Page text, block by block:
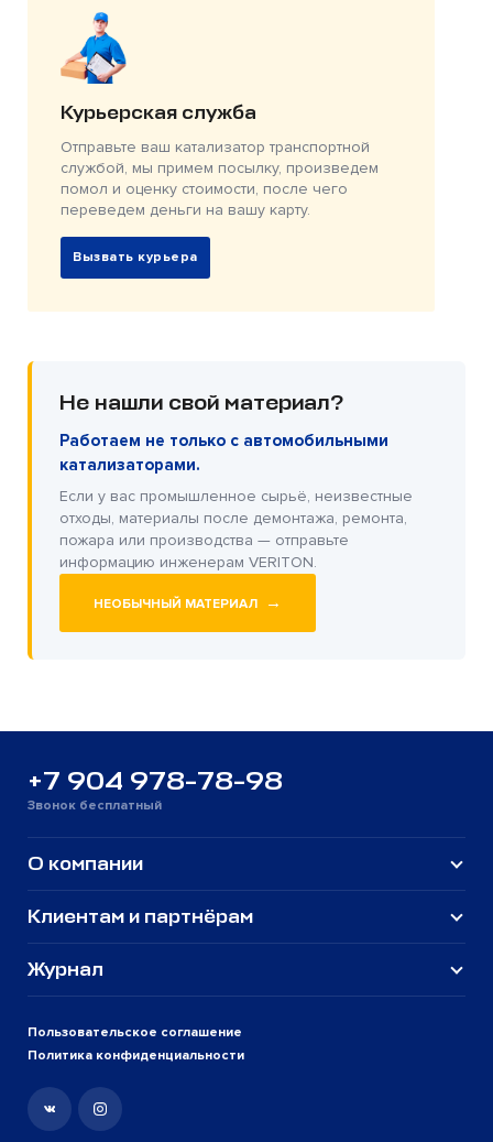
Курьерская служба
Отправьте ваш катализатор транспортной
службой, мы примем посылку, произведем
помол и оценку стоимости, после чего
переведем деньги на вашу карту.
Вызвать курьера
Не нашли свой материал?
Работаем не только с автомобильными
катализаторами.
Если у вас промышленное сырьё, неизвестные
отходы, материалы после демонтажа, ремонта,
пожара или производства — отправьте
информацию инженерам VERITON.
НЕОБЫЧНЫЙ МАТЕРИАЛ →
+7 904 978-78-98
Звонок бесплатный
Пользовательское соглашение
Политика конфиденциальности
О компании
Клиентам и партнёрам
Журнал